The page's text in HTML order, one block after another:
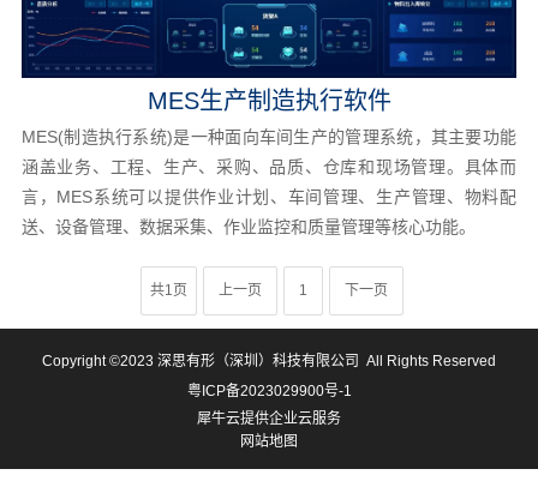
MES生产制造执行软件
MES(制造执行系统)是一种面向车间生产的管理系统，其主要功能
涵盖业务、工程、生产、采购、品质、仓库和现场管理。具体而
言，MES系统可以提供作业计划、车间管理、生产管理、物料配
送、设备管理、数据采集、作业监控和质量管理等核心功能。
共1页 上一页 1 下一页
Copyright ©2023 深思有形（深圳）科技有限公司
All Rights Reserved
粤ICP备2023029900号-1
犀牛云提供企业云服务
网站地图